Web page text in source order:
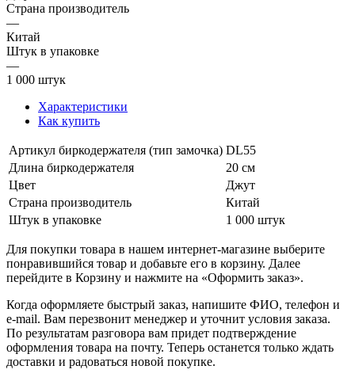
Страна производитель
—
Китай
Штук в упаковке
—
1 000 штук
Характеристики
Как купить
Артикул биркодержателя (тип замочка) DL55
Длина биркодержателя
20 см
Цвет
Джут
Страна производитель
Китай
Штук в упаковке
1 000 штук
Для покупки товара в нашем интернет-магазине выберите
понравившийся товар и добавьте его в корзину. Далее
перейдите в Корзину и нажмите на «Оформить заказ».
Когда оформляете быстрый заказ, напишите ФИО, телефон и
e-mail. Вам перезвонит менеджер и уточнит условия заказа.
По результатам разговора вам придет подтверждение
оформления товара на почту. Теперь останется только ждать
доставки и радоваться новой покупке.